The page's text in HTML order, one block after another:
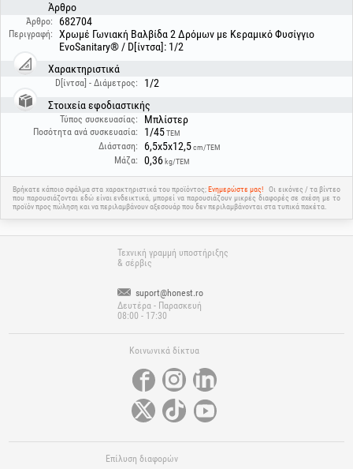
Άρθρο
Άρθρο: 682704
Περιγραφή:
Χρωμέ Γωνιακή Βαλβίδα 2 Δρόμων με Κεραμικό Φυσίγγιο
EvoSanitary® / D[ίντσα]: 1/2
Χαρακτηριστικά
D[ίντσα] - Διάμετρος:
1/2
Στοιχεία εφοδιαστικής
Τύπος συσκευασίας: Μπλίστερ
Ποσότητα ανά συσκευασία: 1/45ΤΕΜ
Διάσταση: 6,5x5x12,5cm/ΤΕΜ
Μάζα: 0,36 kg/ΤΕΜ
Βρήκατε κάποιο σφάλμα στα χαρακτηριστικά του προϊόντος;Ενημερώστε μας!
Οι εικόνες / τα βίντεο
που παρουσιάζονται εδώ είναι ενδεικτικά, μπορεί να παρουσιάζουν μικρές διαφορές σε σχέση με το
προϊόν προς πώληση και να περιλαμβάνουν αξεσουάρ που δεν περιλαμβάνονται στα τυπικά πακέτα.
Τεχνική γραμμή υποστήριξης
& σέρβις
suport@honest.ro
Δευτέρα - Παρασκευή
08:00 - 17:30
Κοινωνικά δίκτυα
Επίλυση διαφορών